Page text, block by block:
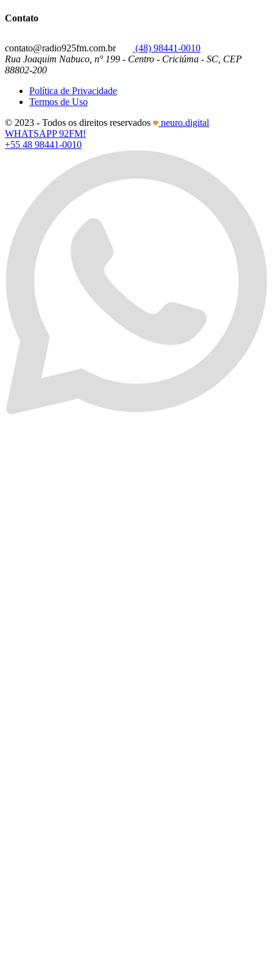
Contato
contato@radio925fm.com.br
(48) 98441-0010
Rua Joaquim Nabuco, n° 199 - Centro - Criciúma - SC, CEP
88802-200
Política de Privacidade
Termos de Uso
© 2023 - Todos os direitos reservados
neuro.digital
WHATSAPP 92FM!
+55 48 98441-0010